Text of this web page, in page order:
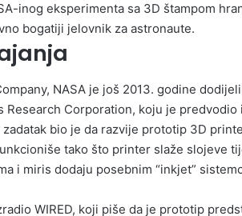
inog eksperimenta sa 3D štampom
bogatiji jelovnik za astronaute.
NASA je još 2013. godine
Research Corporation, koju je
bio je da razvije prototip 3D
tako što printer slaže slojeve
i miris dodaju posebnim “inkjet”
WIRED, koji piše da je prototip